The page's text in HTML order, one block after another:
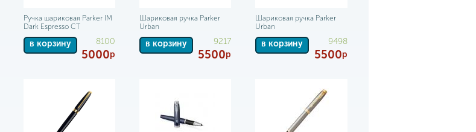
Ручка шариковая Parker IM
Dark Espresso CT
в корзину 8100
5000р
Шариковая ручка Parker
Urban
в корзину 9217
5500р
Шариковая ручка Parker
Urban
в корзину 9498
5500р